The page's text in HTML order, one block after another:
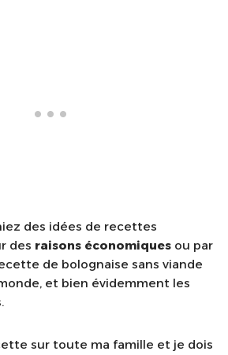
des idées de recettes
des raisons économiques ou par
de bolognaise sans viande
et bien évidemment les
sur toute ma famille et je dois